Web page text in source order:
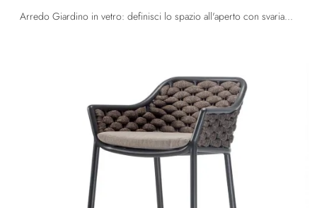
Arredo Giardino in vetro: definisci lo spazio all'aperto con svariate offerte di tavoli da giardino del brand La Seggiola.